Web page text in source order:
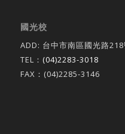
國光校
ADD: 台中市南區國光路
TEL： (04)2283-3018
FAX：(04)2285-3146